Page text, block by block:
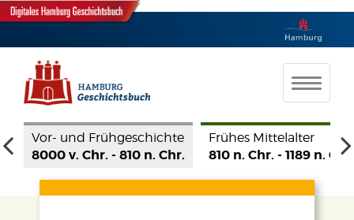
Frühgeschichte
Chr. - 810 n. Chr.
Frühes Mittelalter
810 n. Chr. - 1189 n. Chr. 1190 -